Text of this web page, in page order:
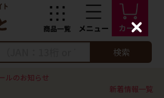
検索
ルのお知らせ
新着情報一覧
C
l
s